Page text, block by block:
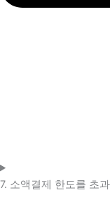
7. 소액결제 한도를 초